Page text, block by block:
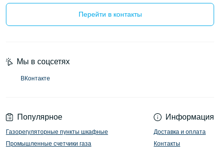
Перейти в контакты
Популярное
Газорегуляторные пункты шкафные
Промышленные счетчики газа
Информация
Доставка и оплата
Контакты
Мы в соцсетях
ВКонтакте